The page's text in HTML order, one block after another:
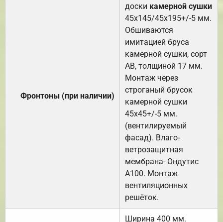
Фронтоны (при наличии)
доски камерной сушки
45х145/45х195+/-5 мм.
Обшиваются
имитацией бруса
камерной сушки, сорт
АВ, толщиной 17 мм.
Монтаж через
строганый брусок
камерной сушки
45х45+/-5 мм.
(вентилируемый
фасад). Влаго-
ветрозащитная
мембрана- Ондутис
А100. Монтаж
вентиляционных
решёток.
Ширина 400 мм.